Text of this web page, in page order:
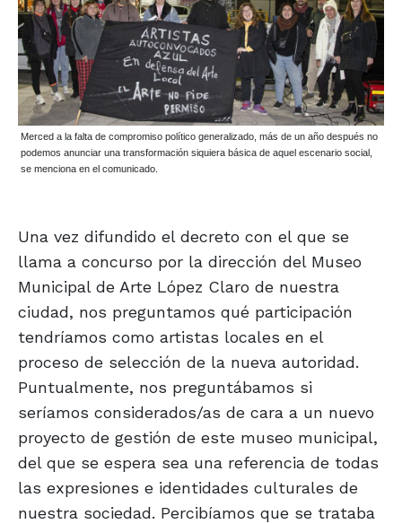
Merced a la falta de compromiso político generalizado, más de un año después no
podemos anunciar una transformación siquiera básica de aquel escenario social,
se menciona en el comunicado.
Una vez difundido el decreto con el que se
llama a concurso por la dirección del Museo
Municipal de Arte López Claro de nuestra
ciudad, nos preguntamos qué participación
tendríamos como artistas locales en el
proceso de selección de la nueva autoridad.
Puntualmente, nos preguntábamos si
seríamos considerados/as de cara a un nuevo
proyecto de gestión de este museo municipal,
del que se espera sea una referencia de todas
las expresiones e identidades culturales de
nuestra sociedad. Percibíamos que se trataba